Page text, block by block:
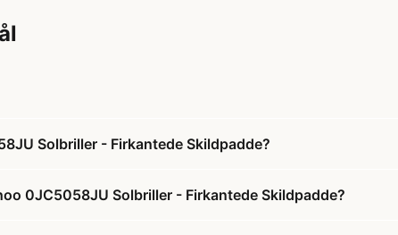
Solbriller - Firkantede Skildpadde?
0JC5058JU Solbriller - Firkantede Skildpadde?